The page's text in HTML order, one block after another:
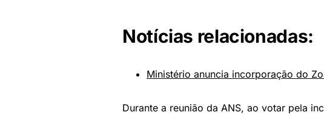
Notícias relacionadas:
Ministério anuncia incorporação do
Durante a reunião da ANS, ao votar pela